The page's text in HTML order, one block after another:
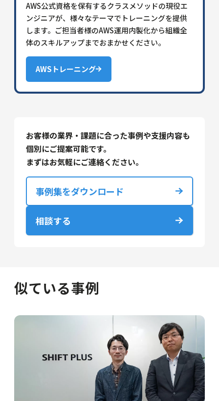
AWS公式資格を保有するクラスメソッドの現役エ
ンジニアが、様々なテーマでトレーニングを提供
します。ご担当者様のAWS運用内製化から組織全
体のスキルアップまでおまかせください。
AWSトレーニング
お客様の業界・課題に合った事例や支援内容も
個別にご提案可能です。
まずはお気軽にご連絡ください。
事例集をダウンロード
相談する
似ている事例